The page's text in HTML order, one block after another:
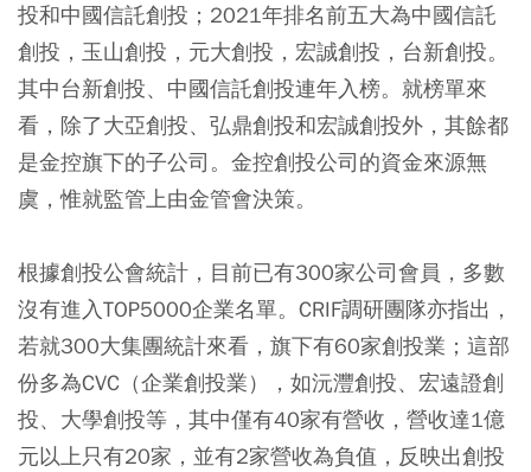
投和中國信託創投；2021年排名前五大為中國信託
創投，玉山創投，元大創投，宏誠創投，台新創投。
其中台新創投、中國信託創投連年入榜。就榜單來
看，除了大亞創投、弘鼎創投和宏誠創投外，其餘都
是金控旗下的子公司。金控創投公司的資金來源無
虞，惟就監管上由金管會決策。
根據創投公會統計，目前已有300家公司會員，多數
沒有進入TOP5000企業名單。CRIF調研團隊亦指出，
若就300大集團統計來看，旗下有60家創投業；這部
份多為CVC（企業創投業），如沅灃創投、宏遠證創
投、大學創投等，其中僅有40家有營收，營收達1億
元以上只有20家，並有2家營收為負值，反映出創投